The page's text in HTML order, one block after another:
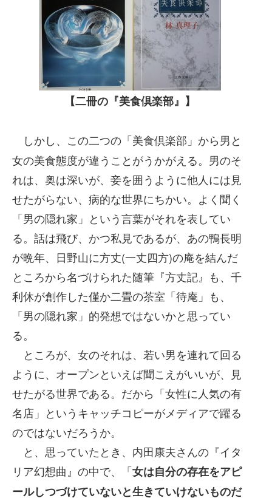
【二冊の『美食倶楽部』】
しかし、この二つの「美食倶楽部」から男と
女の美食態度が違うことがうかがえる。男のそ
れは、奥は深いが、妾を囲うように他人には見
せたがらない、病的な世界にちかい。よく聞く
「男の隠れ家」という言葉がそれを表してい
る。話は飛び、かつ私見であるが、あの鴨長明
が晩年、日野山に方丈(一丈四方)の庵を結んだ
ところから名づけられた随筆『方丈記』も、千
利休が創作した僅か二畳の茶室「待庵」も、
「男の隠れ家」的発想ではないかと思ってい
る。
ところが、女のそれは、若い男を連れて回る
ように、オープンといえば聞こえがいいが、見
せたがる世界である。だから「女性に人気の有
名店」というキャッチコピーがメディアで躍る
のではないだろうか。
と、思っていたとき、内田康夫さんの『イタ
リア幻想曲』の中で、「女は自分の存在をアピ
ールしつづけていないと生きていけないものだ